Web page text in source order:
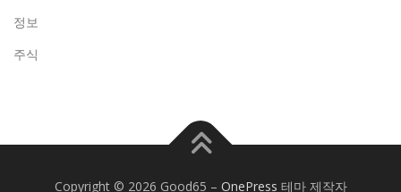
정보
주식
Copyright © 2026 Good65 – OnePress 테마 제작자